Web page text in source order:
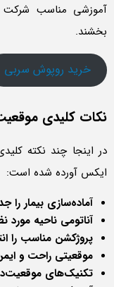
آموزشی مناسب شرکت
بخشند.
خرید روپوش سربی
نکات کلیدی
در اینجا چند نکته
ایکس آورده شده است:
آماده‌سازی بیمار را
آناتومی ناحیه مورد
پروژکشن مناسب را
موقعیتی راحت و
تکنیک‌های